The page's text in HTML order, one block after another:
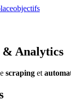
objectifs
& Analytics
scraping et